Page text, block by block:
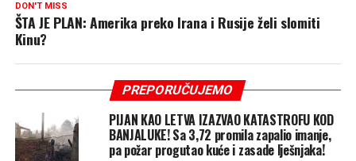
DON'T MISS
ŠTA JE PLAN: Amerika preko Irana i Rusije želi slomiti
Kinu?
PREPORUČUJEMO
PIJAN KAO LETVA IZAZVAO KATASTROFU KOD
BANJALUKE! Sa 3,72 promila zapalio imanje,
pa požar progutao kuće i zasade lješnjaka!